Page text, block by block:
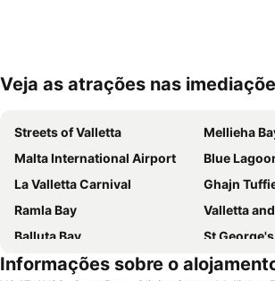
Ampliar mapa
Veja as atrações nas
Streets of Valletta
Mellieha
Malta International Airport
Blue
La Valletta Carnival
Ghajn
Ramla Bay
Valletta and
Balluta Bay
St
Catedral de São João
Popeye
Informações sobre o